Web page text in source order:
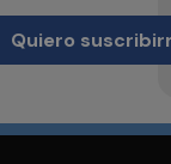
Quiero